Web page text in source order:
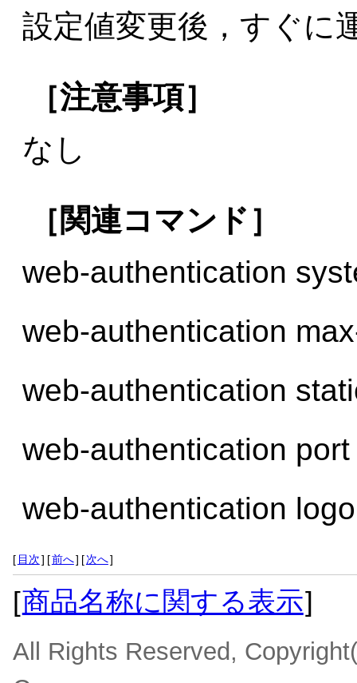
設定値変更後，すぐに
［注意事項］
なし
［関連コマンド］
web-authentication
web-authentication
web-authentication
web-authentication port
web-authentication
[ 目次] [前へ] [次へ]
[商品名称に関する表示]
All Rights Reserved,